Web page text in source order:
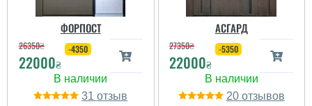
ФОРПОСТ
26350₴
22000₴
-4350
31
АСГАРД
27350₴
22000₴
-5350
20